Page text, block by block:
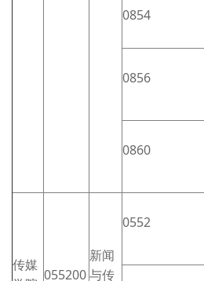
0854
0856
0860
传媒
055200
新闻
与传
0552